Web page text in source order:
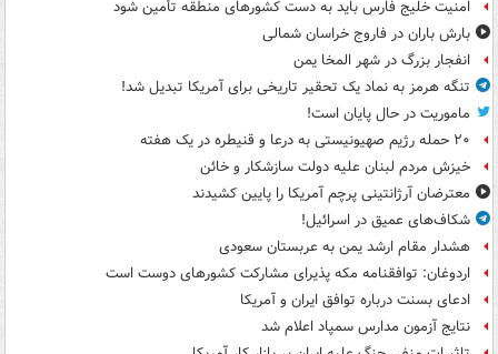
امنیت خلیج فارس باید به دست کشورهای منطقه تأمین شود
بارش باران در فاروج خراسان شمالی
انفجار بزرگ در شهر المخا یمن
تنگه هرمز به نماد یک تحقیر تاریخی برای آمریکا تبدیل شد!
ماموریت در حال پایان است!
۲۰ حمله رژیم صهیونیستی به درعا و قنیطره در یک هفته
خیزش مردم لبنان علیه دولت سازشکار و خائن
معترضان آرژانتینی پرچم آمریکا را پایین کشیدند
شکاف‌های عمیق در اسرائیل!
هشدار مقام ارشد یمن به عربستان سعودی
اردوغان: توافقنامه مکه پذیرای مشارکت کشورهای دوست است
ادعای بسنت درباره توافق ایران و آمریکا
نتایج آزمون مدارس سمپاد اعلام شد